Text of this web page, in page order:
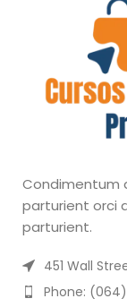
Condimentum
parturient orci
parturient.
451 Wall
Phone: (064)